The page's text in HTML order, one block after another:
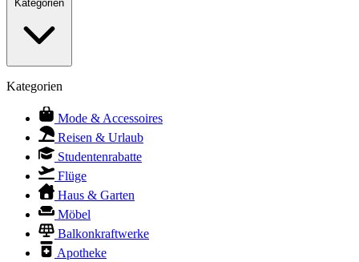
Kategorien
Mode & Accessoires
Reisen & Urlaub
Studentenrabatte
Flüge
Haus & Garten
Möbel
Balkonkraftwerke
Apotheke